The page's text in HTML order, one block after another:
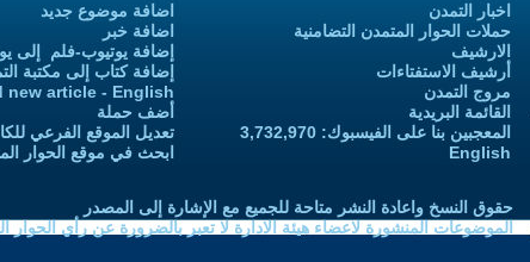
اخبار التمدن
حملات الحوار المتمدن التضامنية
الارشيف
أرشيف الاستفتاءات
مروج التمدن
القائمة البريدية
المعجبين بنا على الفيسبوك: 3,732,970
English
اضافة موضوع جديد
اضافة خبر
إضافة يوتيوب-فلم إلى
إضافة كتاب إلى مكتبة
new article - English
أضف حملة
تعديل الموقع الفرعي
ابحث في موقع الحوار
حقوق النسخ واعادة النشر متاحة للجميع مع الإشارة إلى المصدر
الموضوعات المنشورة لاعضاء هيئة الادارة لا تعبر بالضرورة عن رأي الحوار